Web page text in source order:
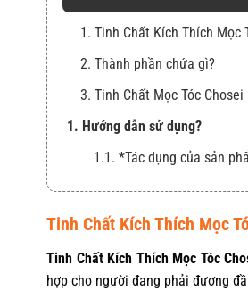
1. Tinh Chất Kích Thích Mọc
2. Thành phần chứa gì?
3. Tinh Chất Mọc Tóc
1. Hướng dẫn sử dụng?
1.1. *Tác dụng của sản
Tinh Chất Kích Thích Mọc
Tinh Chất Kích Thích Mọc Tóc
hợp cho người đang phải đương